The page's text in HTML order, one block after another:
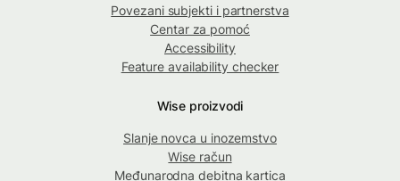
Povezani subjekti i partnerstva
Centar za pomoć
Accessibility
Feature availability checker
Wise proizvodi
Slanje novca u inozemstvo
Wise račun
Međunarodna debitna kartica